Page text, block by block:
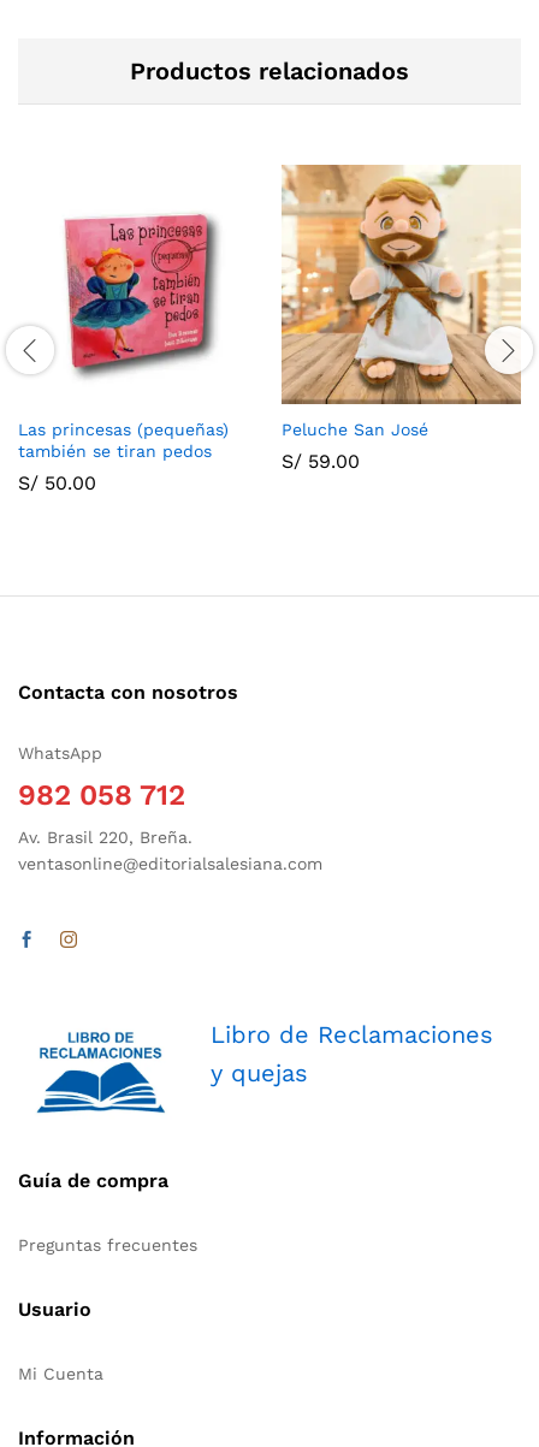
Productos relacionados
Las princesas (pequeñas)
también se tiran pedos
S/ 50.00
Peluche San José
S/ 59.00
Contacta con nosotros
WhatsApp
982 058 712
Av. Brasil 220, Breña.
ventasonline@editorialsalesiana.com
Libro de Reclamaciones
y quejas
Guía de compra
Preguntas frecuentes
Usuario
Mi Cuenta
Información